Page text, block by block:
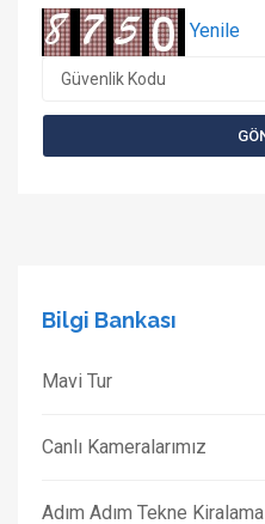
Yenile
Bilgi Bankası
Mavi Tur
Canlı Kameralarımız
Adım Adım Tekne Kiralama